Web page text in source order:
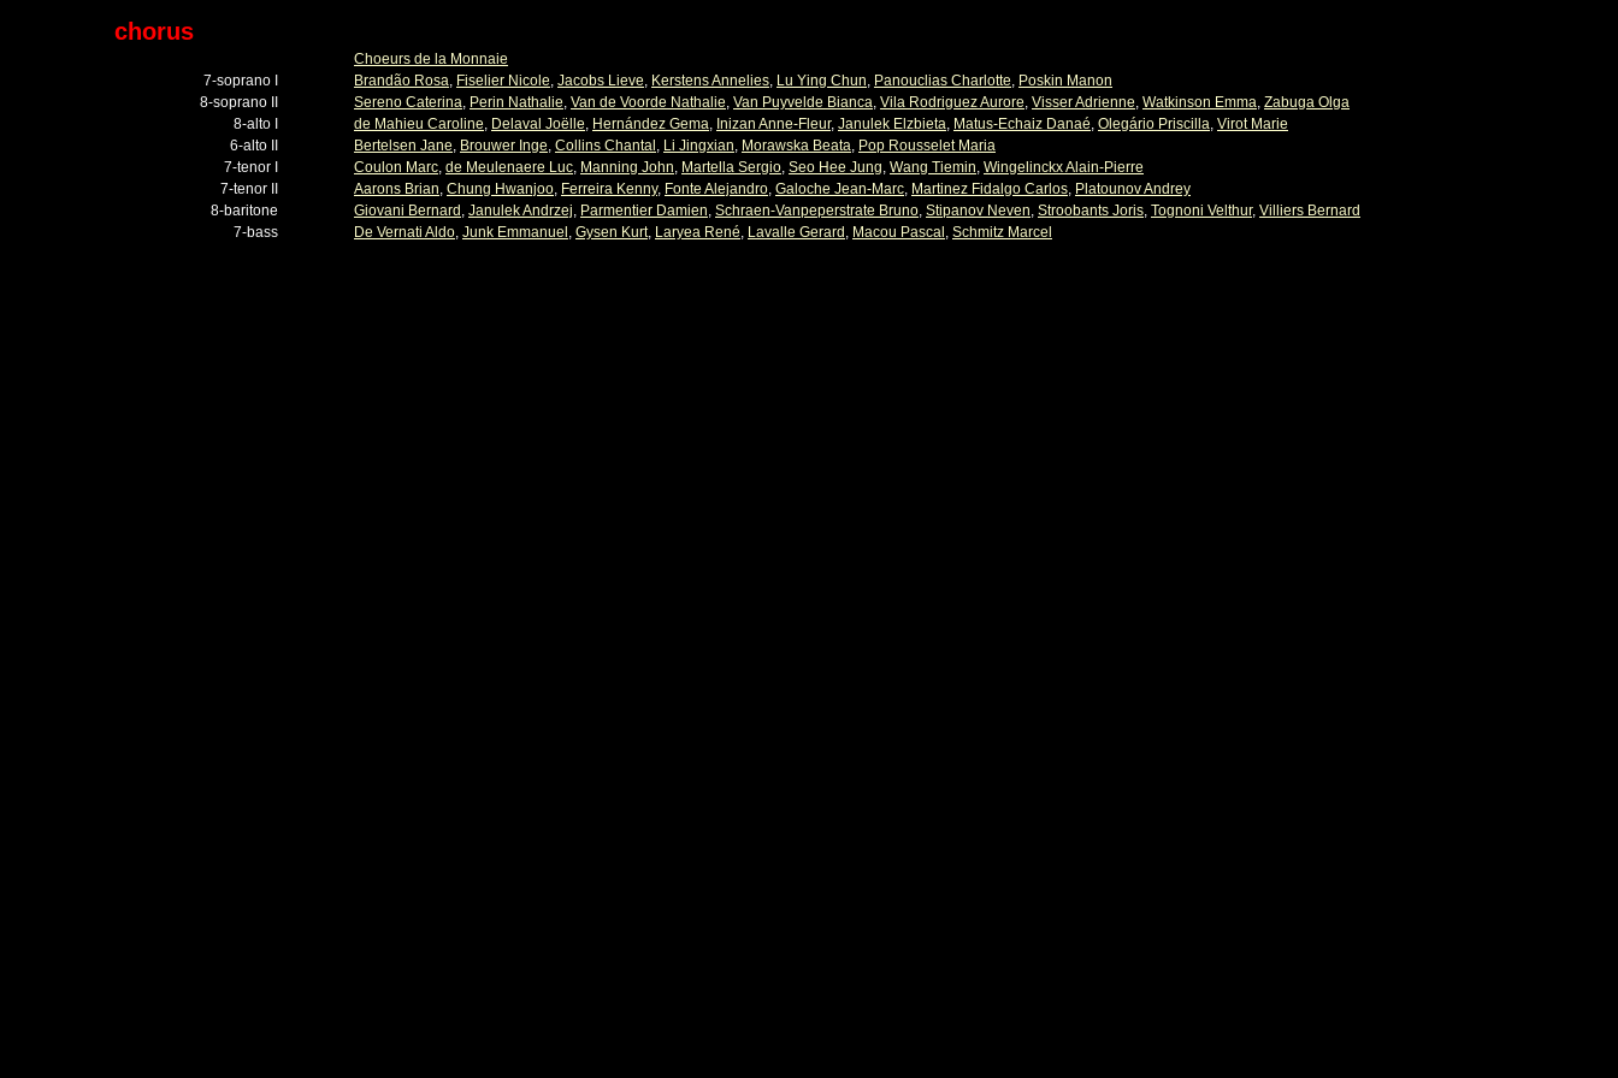
chorus
Choeurs de la Monnaie
7-soprano I
Brandão Rosa, Fiselier Nicole, Jacobs Lieve, Kerstens Annelies, Lu Ying Chun, Panouclias Charlotte, Poskin Manon
8-soprano II
Sereno Caterina, Perin Nathalie, Van de Voorde Nathalie, Van Puyvelde Bianca, Vila Rodriguez Aurore, Visser Adrienne, Watkinson Emma, Zabuga Olga
8-alto I
de Mahieu Caroline, Delaval Joëlle, Hernández Gema, Inizan Anne-Fleur, Janulek Elzbieta, Matus-Echaiz Danaé, Olegário Priscilla, Virot Marie
6-alto II
Bertelsen Jane, Brouwer Inge, Collins Chantal , Li Jingxian, Morawska Beata, Pop Rousselet Maria
7-tenor I
Coulon Marc, de Meulenaere Luc, Manning John, Martella Sergio, Seo Hee Jung, Wang Tiemin, Wingelinckx Alain-Pierre
7-tenor II
Aarons Brian, Chung Hwanjoo, Ferreira Kenny, Fonte Alejandro, Galoche Jean-Marc, Martinez Fidalgo Carlos, Platounov Andrey
8-baritone
Giovani Bernard , Janulek Andrzej, Parmentier Damien, Schraen-Vanpeperstrate Bruno, Stipanov Neven, Stroobants Joris, Tognoni Velthur, Villiers Bernard
7-bass
De Vernati Aldo, Junk Emmanuel , Gysen Kurt, Laryea René, Lavalle Gerard , Macou Pascal , Schmitz Marcel